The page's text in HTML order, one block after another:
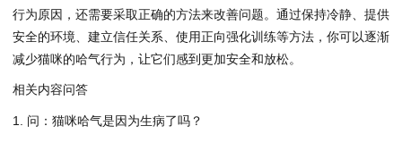
行为原因，还需要采取正确的方法来改善问题。通过保持冷静、提供
安全的环境、建立信任关系、使用正向强化训练等方法，你可以逐渐
减少猫咪的哈气行为，让它们感到更加安全和放松。
相关内容问答
1. 问：猫咪哈气是因为生病了吗？